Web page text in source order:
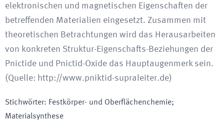
elektronischen und magnetischen Eigenschaften der
betreffenden Materialien eingesetzt. Zusammen mit
theoretischen Betrachtungen wird das Herausarbeiten
von konkreten Struktur-Eigenschafts-Beziehungen der
Pnictide und Pnictid-Oxide das Hauptaugenmerk sein.
(Quelle: http://www.pniktid-supraleiter.de)
Stichwörter: Festkörper- und Oberflächenchemie;
Materialsynthese